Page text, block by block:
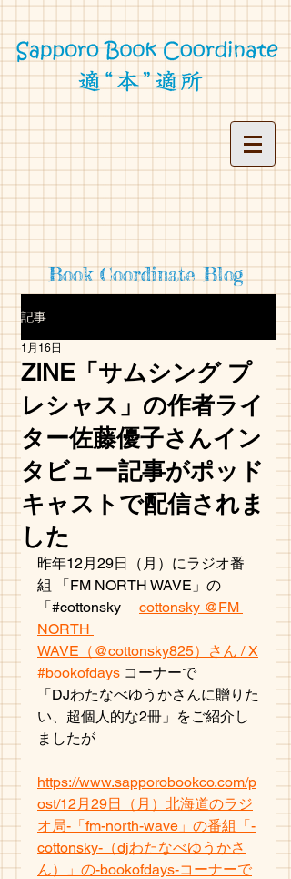
Book Coordinate Blog
記事
ZINE「サムシング プ
レシャス」の作者ライ
ター佐藤優子さんイン
タビュー記事がポッド
キャストで配信されま
した
1月16日
昨年12月29日（月）にラジオ番
組 「FM NORTH WAVE」の
「#cottonsky cottonsky @FM
NORTH
WAVE（@cottonsky825）さん / X
#bookofdays コーナーで
「DJわたなべゆうかさんに贈りた
い、超個人的な2冊」をご紹介し
ましたが
https://www.sapporobookco.com/p
ost/12月29日（月）北海道のラジ
オ局-「fm-north-wave」の番組「-
cottonsky-（djわたなべゆうかさ
ん）」の-bookofdays-コーナーで